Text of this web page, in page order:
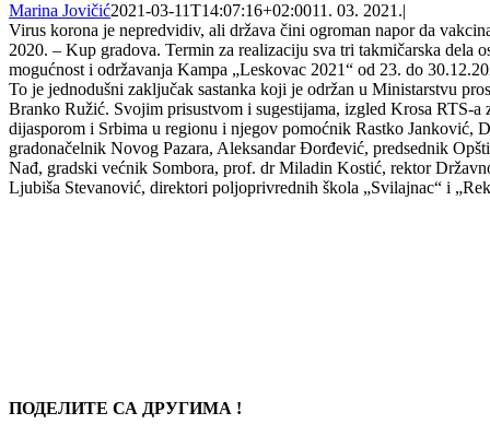
Marina Jovičić2021-03-11T14:07:16+02:0011. 03. 2021.|
Virus korona je nepredvidiv, ali država čini ogroman napor da
2020. – Kup gradova. Termin za realizaciju sva tri takmičarska dela
mogućnost i održavanja Kampa „Leskovac 2021“ od 23. do
To je jednodušni zaključak sastanka koji je održan u Ministarstvu
Branko Ružić. Svojim prisustvom i sugestijama, izgled Krosa RTS-
dijasporom i Srbima u regionu i njegov pomoćnik Rastko Janković,
gradonačelnik Novog Pazara, Aleksandar Đorđević, predsednik
Nađ, gradski većnik Sombora, prof. dr Miladin Kostić, rektor
Ljubiša Stevanović, direktori poljoprivrednih škola „Svilajnac“ i
ПОДЕЛИТЕ СА ДРУГИМА !